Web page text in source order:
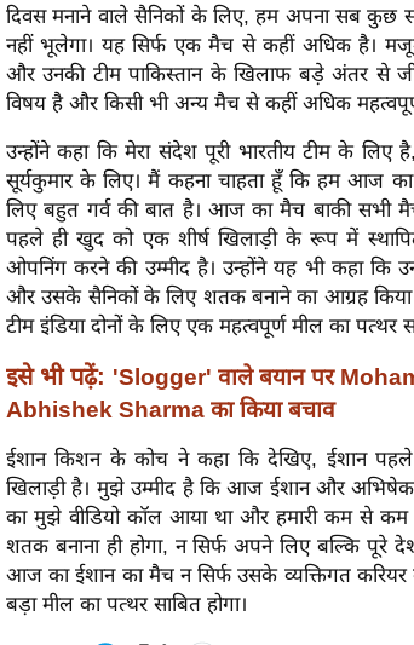
दिवस मनाने वाले सैनिकों के लिए, हम अपना सब कुछ
नहीं भूलेगा। यह सिर्फ एक मैच से कहीं अधिक है।
और उनकी टीम पाकिस्तान के खिलाफ बड़े अंतर से
विषय है और किसी भी अन्य मैच से कहीं अधिक
उन्होंने कहा कि मेरा संदेश पूरी भारतीय टीम के लिए
सूर्यकुमार के लिए। मैं कहना चाहता हूँ कि हम आज
लिए बहुत गर्व की बात है। आज का मैच बाकी सभी
पहले ही खुद को एक शीर्ष खिलाड़ी के रूप में
ओपनिंग करने की उम्मीद है। उन्होंने यह भी कहा कि
और उसके सैनिकों के लिए शतक बनाने का आग्रह
टीम इंडिया दोनों के लिए एक महत्वपूर्ण मील का पत्थर
इसे भी पढ़ें: 'Slogger' वाले बयान पर
Abhishek Sharma का किया बचाव
ईशान किशन के कोच ने कहा कि देखिए, ईशान
खिलाड़ी है। मुझे उम्मीद है कि आज ईशान और
का मुझे वीडियो कॉल आया था और हमारी कम से
शतक बनाना ही होगा, न सिर्फ अपने लिए बल्कि पूरे
आज का ईशान का मैच न सिर्फ उसके व्यक्तिगत
बड़ा मील का पत्थर साबित होगा।